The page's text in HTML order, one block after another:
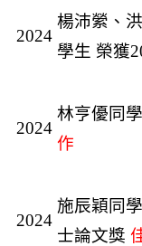
2024
楊沛縈、
學生 榮獲
2024
林亨優同
作
2024
施辰穎同
士論文獎